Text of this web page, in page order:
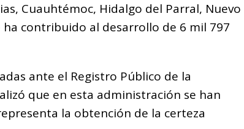
Cuauhtémoc, Hidalgo del Parral, Nuevo
ha contribuido al desarrollo de 6 mil 797
ante el Registro Público de la
que en esta administración se han
la obtención de la certeza